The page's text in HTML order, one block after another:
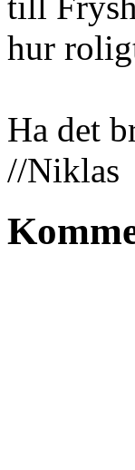
hur
Ha det
//Niklas